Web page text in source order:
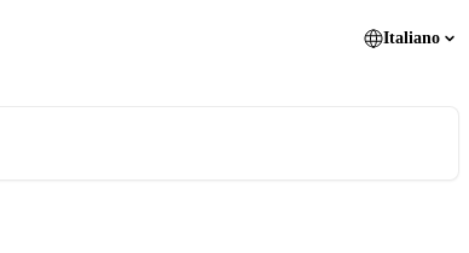
Italiano